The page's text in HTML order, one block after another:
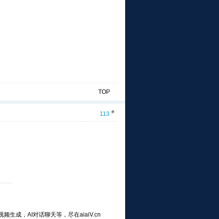
TOP
113 #
频生成，AI对话聊天等，尽在aiaiV.cn